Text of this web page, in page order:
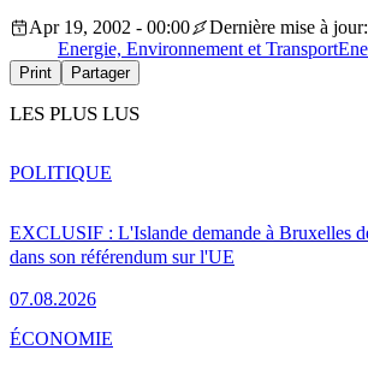
Apr 19, 2002 - 00:00
Dernière mise à
Energie, Environnement et Transport
Print Partager
LES PLUS LUS
EXCLUSIF : L'Islande demande à Bruxelles
dans son référendum sur l'UE
07.08.2026
POLITIQUE
ÉCONOMIE